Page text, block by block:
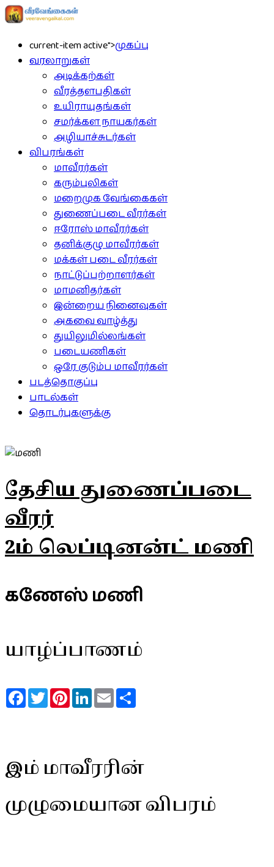
current-item active">முகப்பு
வரலாறுகள்
அடிக்கற்கள்
வீரத்தளபதிகள்
உயிராயுதங்கள்
சமர்க்கள நாயகர்கள்
அழியாச்சுடர்கள்
விபரங்கள்
மாவீரர்கள்
கரும்புலிகள்
மறைமுக வேங்கைகள்
துணைப்படை வீரர்கள்
ஈரோஸ் மாவீரர்கள்
தனிக்குழு மாவீரர்கள்
மக்கள் படை வீரர்கள்
நாட்டுப்பற்றாளர்கள்
மாமனிதர்கள்
இன்றைய நினைவுகள்
அகவை வாழ்த்து
துயிலுமில்லங்கள்
படையணிகள்
ஒரே குடும்ப மாவீரர்கள்
படத்தொகுப்பு
பாடல்கள்
தொடர்புகளுக்கு
தேசிய துணைப்படை
வீரர்
2ம் லெப்டினன்ட் மணி
கணேஸ் மணி
யாழ்ப்பாணம்
FacebookTwitterPinterestLinkedInEmail
இம் மாவீரரின்
முழுமையான விபரம்